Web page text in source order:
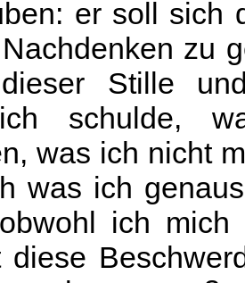
er soll sich
zu
Stille
schulde,
was ich nicht
was ich
ich
diese